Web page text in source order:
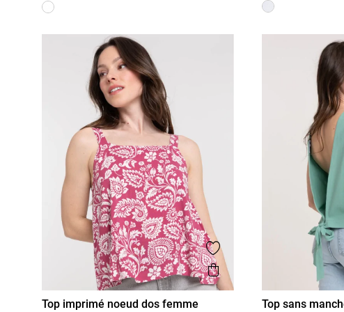
Ajouter aux favoris
Aperçu rapide
Top imprimé noeud dos femme
Top sans